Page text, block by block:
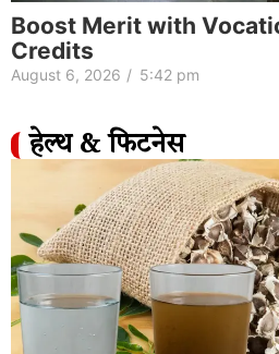
Boost Merit with
Credits
August 6, 2026 / 5:42 pm
हेल्थ & फिटनेस